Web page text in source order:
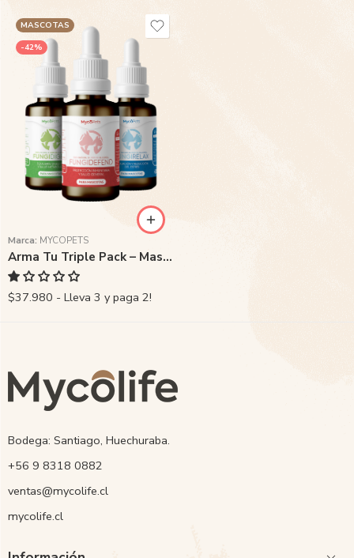
MASCOTAS
-42%
Marca: MYCOPETS
Arma Tu Triple Pack – Mascotas
$37.980 - Lleva 3 y paga 2!
Bodega: Santiago, Huechuraba.
‭+56 9 8318 0882‬
ventas@mycolife.cl
mycolife.cl